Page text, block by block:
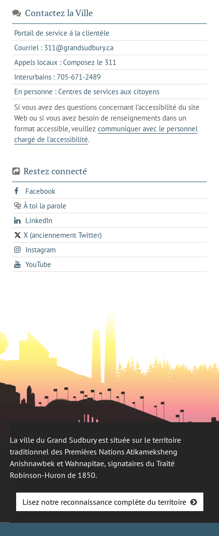
Contactez la Ville
Portail de service à la clientèle
dans
un
nouvel
Courriel : 311@grandsudbury.cas'ouvre
dans
votre
de
messagerie
Appels locaux : Composez le 311
dans
un
client
de
votre
téléphone
Interurbains : 705-671-2489s'ouvre
dans
un
client
de
votre
En personne : Centres de services aux citoyenss'ouvre
dans
l'onglet
actuel
Si vous avez des questions concernant l'accessibilité du site
Web ou si vous avez besoin de renseignements dans un
format accessible, veuillez communiquer avec le personnel
chargé de l'accessibilité.
Restez connecté
Facebooks'ouvre
dans
un
onglet
À toi la parole
opens
in
a
new
tab
LinkedInopens
in
a
new
X (anciennement Twitter)
s'ouvre
dans
un
nouvel
Instagrams'ouvre
dans
un
YouTube
dans
La ville du Grand Sudbury est située sur le territoire
traditionnel des Premières Nations Atikameksheng
Anishnawbek et Wahnapitae, signataires du Traité
Robinson-Huron de 1850.
Lisez notre reconnaissance complète du territoire